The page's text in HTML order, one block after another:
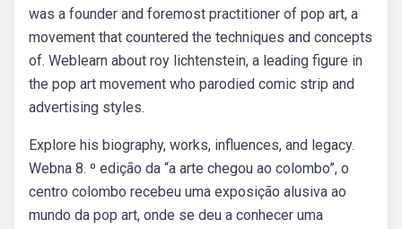
was a founder and foremost practitioner of pop art, a
movement that countered the techniques and concepts
of. Weblearn about roy lichtenstein, a leading figure in
the pop art movement who parodied comic strip and
advertising styles.
Explore his biography, works, influences, and legacy.
Webna 8. º edição da “a arte chegou ao colombo”, o
centro colombo recebeu uma exposição alusiva ao
mundo da pop art, onde se deu a conhecer uma